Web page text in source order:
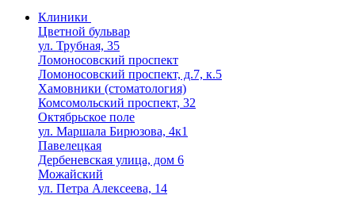
Клиники
Цветной бульвар
ул. Трубная, 35
Ломоносовский проспект
Ломоносовский проспект, д.7, к.5
Хамовники (стоматология)
Комсомольский проспект, 32
Октябрьское поле
ул. Маршала Бирюзова, 4к1
Павелецкая
Дербеневская улица, дом 6
Можайский
ул. Петра Алексеева, 14